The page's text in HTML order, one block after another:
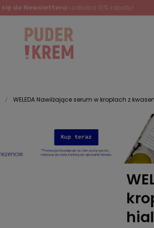
WELEDA Nawilżające serum w kroplach z